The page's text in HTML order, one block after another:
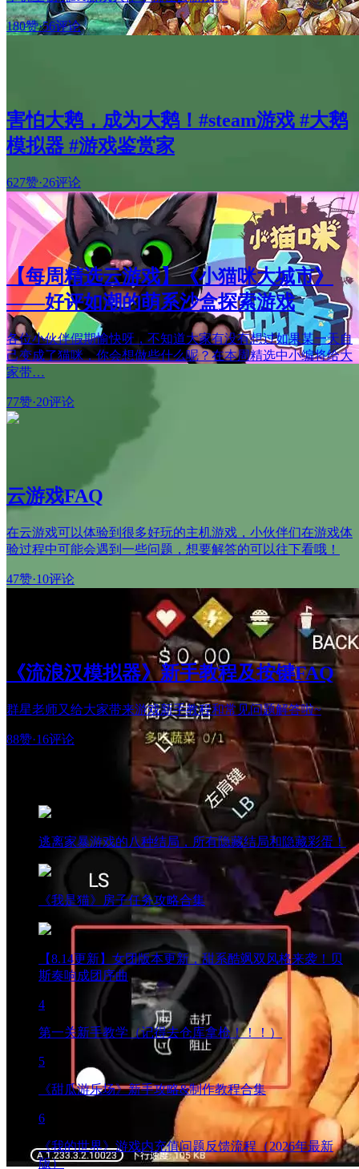
180赞·56评论
害怕大鹅，成为大鹅！#steam游戏 #大鹅
模拟器 #游戏鉴赏家
627赞·26评论
【每周精选云游戏】《小猫咪大城市》
——好评如潮的萌系沙盒探索游戏
各位小伙伴假期愉快呀，不知道大家有没有想过如果某一天自
己变成了猫咪，你会想做些什么呢？在本周精选中小编将给大
家带…
77赞·20评论
云游戏FAQ
在云游戏可以体验到很多好玩的主机游戏，小伙伴们在游戏体
验过程中可能会遇到一些问题，想要解答的可以往下看哦！
47赞·10评论
《流浪汉模拟器》新手教程及按键FAQ
群星老师又给大家带来游戏新手教程和常见问题解答啦~
88赞·16评论
逃离家暴游戏的八种结局，所有隐藏结局和隐藏彩蛋！
《我是猫》房子任务攻略合集
【8.14更新】女团版本更新，甜系酷飒双风格来袭！贝
斯奏响成团序曲
4
第一关新手教学（记得去仓库拿枪！！！）
5
《甜瓜游乐场》新手攻略&制作教程合集
6
《我的世界》游戏内充值问题反馈流程（2026年最新
版）